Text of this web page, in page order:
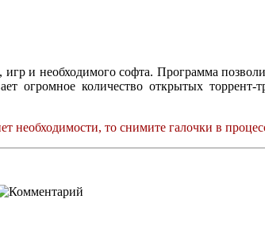
игр и необходимого софта. Программа
огромное количество открытых
необходимости, то снимите галочки в